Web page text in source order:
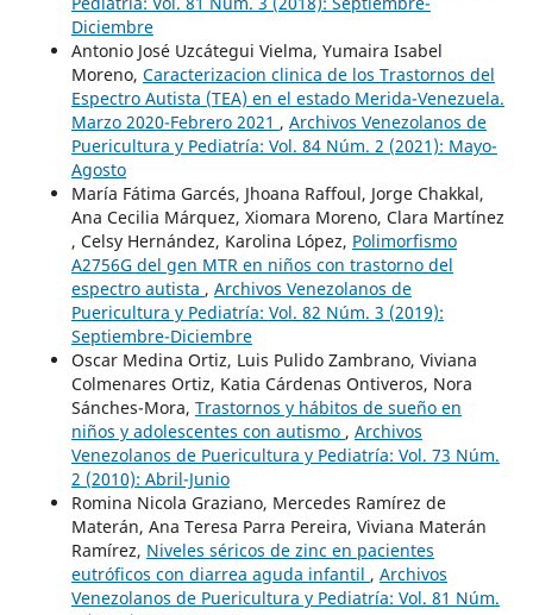
Diciembre
Antonio José Uzcátegui Vielma, Yumaira Isabel
Moreno, Caracterizacion clinica de los Trastornos del
Espectro Autista (TEA) en el estado Merida-Venezuela.
Marzo 2020-Febrero 2021 , Archivos Venezolanos de
Puericultura y Pediatría: Vol. 84 Núm. 2 (2021): Mayo-
Agosto
María Fátima Garcés, Jhoana Raffoul, Jorge Chakkal,
Ana Cecilia Márquez, Xiomara Moreno, Clara Martínez
, Celsy Hernández, Karolina López, Polimorfismo
A2756G del gen MTR en niños con trastorno del
espectro autista , Archivos Venezolanos de
Puericultura y Pediatría: Vol. 82 Núm. 3 (2019):
Septiembre-Diciembre
Oscar Medina Ortiz, Luis Pulido Zambrano, Viviana
Colmenares Ortiz, Katia Cárdenas Ontiveros, Nora
Sánches-Mora, Trastornos y hábitos de sueño en
niños y adolescentes con autismo , Archivos
Venezolanos de Puericultura y Pediatría: Vol. 73 Núm.
2 (2010): Abril-Junio
Romina Nicola Graziano, Mercedes Ramírez de
Materán, Ana Teresa Parra Pereira, Viviana Materán
Ramírez, Niveles séricos de zinc en pacientes
eutróficos con diarrea aguda infantil , Archivos
Venezolanos de Puericultura y Pediatría: Vol. 81 Núm.